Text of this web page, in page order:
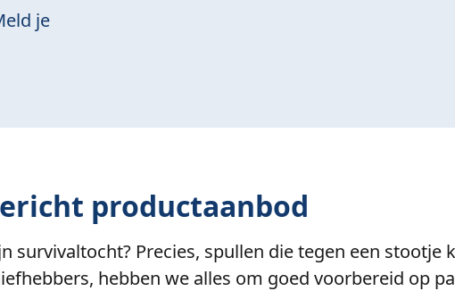
je
productaanbod
Precies, spullen die tegen een stootje
hebben we alles om goed voorbereid op